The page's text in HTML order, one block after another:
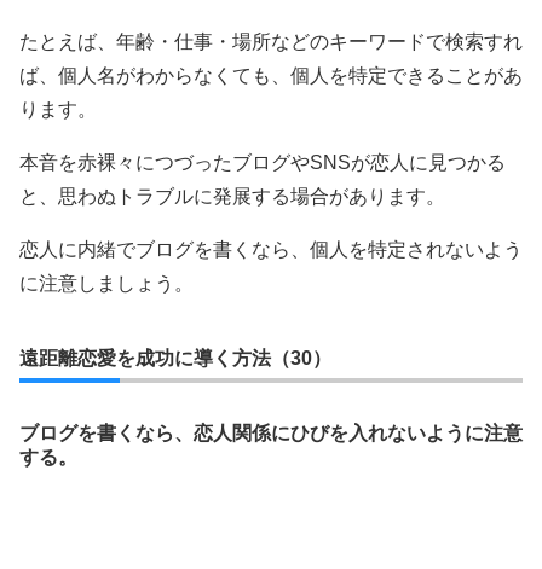
たとえば、年齢・仕事・場所などのキーワードで検索すれ
ば、個人名がわからなくても、個人を特定できることがあ
ります。
本音を赤裸々につづったブログやSNSが恋人に見つかる
と、思わぬトラブルに発展する場合があります。
恋人に内緒でブログを書くなら、個人を特定されないよう
に注意しましょう。
遠距離恋愛を成功に導く方法（30）
ブログを書くなら、恋人関係にひびを入れないように注意
する。